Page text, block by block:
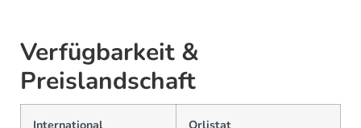
Verfügbarkeit &
Preislandschaft